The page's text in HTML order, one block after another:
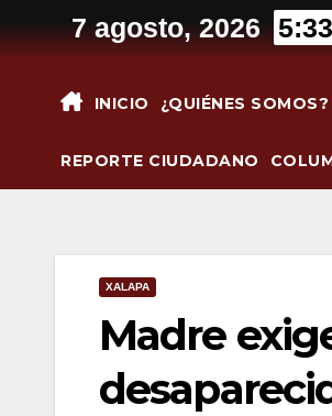
al
7 agosto, 2026
INICIO ¿QUIÉNES SOMOS?
REPORTE CIUDADANO
XALAPA
Madre